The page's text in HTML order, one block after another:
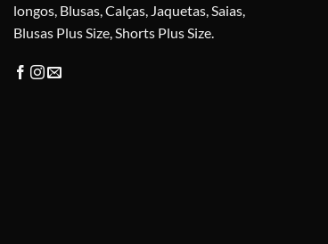
longos, Blusas, Calças, Jaquetas, Saias,
Blusas Plus Size, Shorts Plus Size.